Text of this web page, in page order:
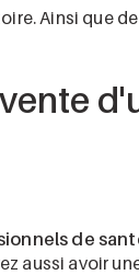
Ainsi que
de
aussi avoir